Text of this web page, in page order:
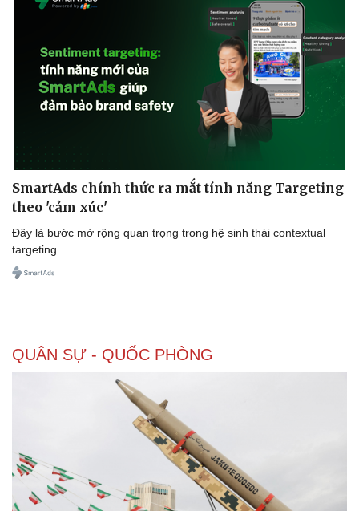
Kinh tế
Bất động sản
Khởi nghiệp
Thị trường
SmartAds chính thức ra mắt tính năng Targeting
theo 'cảm xúc'
Đây là bước mở rộng quan trọng trong hệ sinh thái contextual
targeting.
QUÂN SỰ - QUỐC PHÒNG